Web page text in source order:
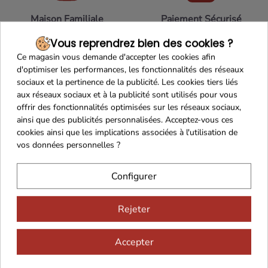
Maison Familiale Paiement Sécurisé
Franco de port 79€ Livraison 24h/48h
Vous reprendrez bien des cookies ?
Ce magasin vous demande d'accepter les cookies afin
d'optimiser les performances, les fonctionnalités des réseaux
sociaux et la pertinence de la publicité. Les cookies tiers liés
aux réseaux sociaux et à la publicité sont utilisés pour vous
offrir des fonctionnalités optimisées sur les réseaux sociaux,
ainsi que des publicités personnalisées. Acceptez-vous ces
cookies ainsi que les implications associées à l'utilisation de
vos données personnelles ?
Configurer
Rejeter
Accepter